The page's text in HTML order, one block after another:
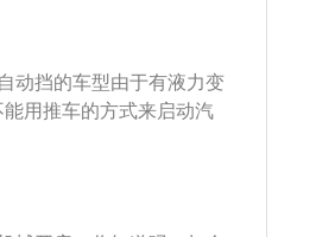
车就应该很快发动起来，
；4、打着火之后，先把
先拆掉对方车上的，在拆
动挡的车型由于有液力变
用推车的方式来启动汽
启动。这个外接电源可以
后连接救援车的负极到被
搭线就可以了。